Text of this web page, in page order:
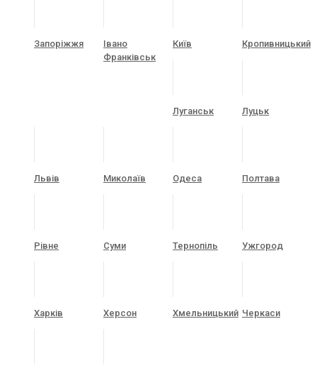
Запоріжжя
Івано
Франківськ
Київ Кропивницький
Луганськ Луцьк
Львів Миколаїв Одеса Полтава
Рівне Суми Тернопіль Ужгород
Харків Херсон Хмельницький Черкаси